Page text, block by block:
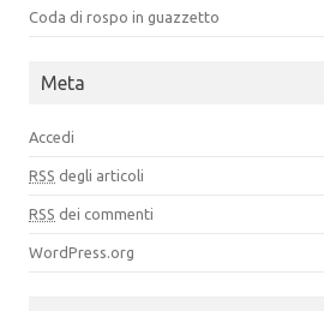
Coda di rospo in guazzetto
Meta
Accedi
RSS degli articoli
RSS dei commenti
WordPress.org